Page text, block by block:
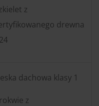
z
drewna
dachowa klasy 1
z